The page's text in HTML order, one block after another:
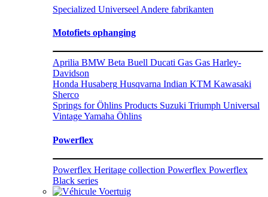
Specialized Universeel Andere fabrikanten
Motofiets ophanging
Aprilia BMW Beta Buell Ducati Gas Gas Harley-
Davidson
Honda Husaberg Husqvarna Indian KTM Kawasaki
Sherco
Springs for Öhlins Products Suzuki Triumph Universal
VintageYamaha Öhlins
Powerflex
Powerflex Heritage collection Powerflex Powerflex
Black series
Voertuig